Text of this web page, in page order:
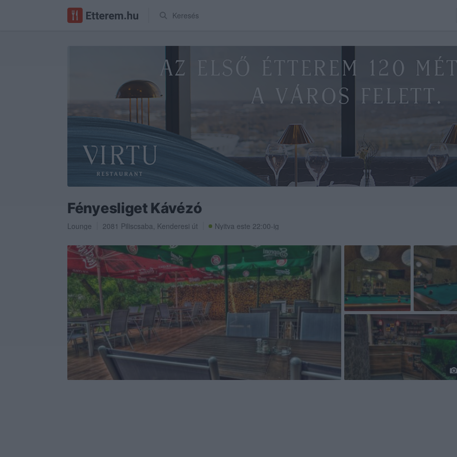
Keresés
Fényesliget Kávézó
Lounge 2081 Piliscsaba, Kenderesi út Nyitva este 22:00-ig